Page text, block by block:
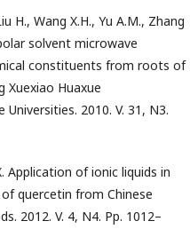
H., Wang X.H., Yu A.M., Zhang
solvent microwave
constituents from roots of
Xuexiao Huaxue
2010. V. 31, N3.
Application of ionic liquids in
quercetin from Chinese
2012. V. 4, N4. Pp. 1012–